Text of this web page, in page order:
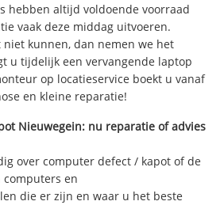
hebben altijd voldoende voorraad
vaak deze middag uitvoeren.
kunnen, dan nemen we het
u tijdelijk een vervangende laptop
op locatieservice boekt u vanaf
en kleine reparatie!
Nieuwegein: nu reparatie of advies
over computer defect / kapot of de
en
die er zijn en waar u het beste